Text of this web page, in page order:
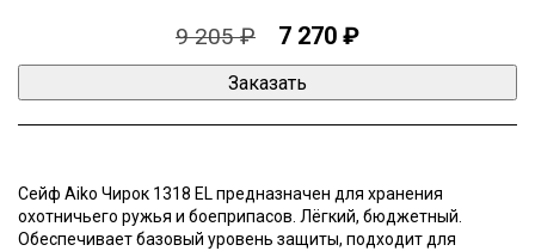
9 205 ₽ 7 270 ₽
Сейф Aiko Чирок 1318 EL предназначен для хранения
охотничьего ружья и боеприпасов. Лёгкий, бюджетный.
Обеспечивает базовый уровень защиты, подходит для